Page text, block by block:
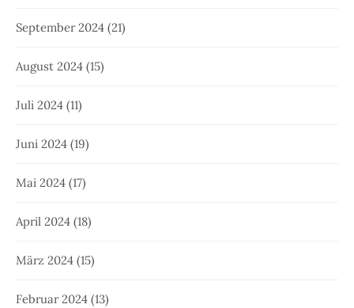
September 2024 (21)
August 2024 (15)
Juli 2024 (11)
Juni 2024 (19)
Mai 2024 (17)
April 2024 (18)
März 2024 (15)
Februar 2024 (13)